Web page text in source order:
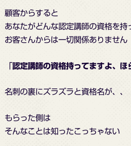
顧客からすると
あなたがどんな認定講師の資格を持
お客さんからは一切関係ありません
認定講師の資格持ってますよ、
名刺の裏にズラズラと資格名が、、
もらった側は
そんなことは知ったこっちゃない